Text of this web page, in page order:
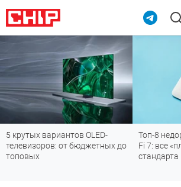
5 крутых вариантов OLED-
телевизоров: от бюджетных до
топовых
Топ-8
Fi 7: все
стандарта